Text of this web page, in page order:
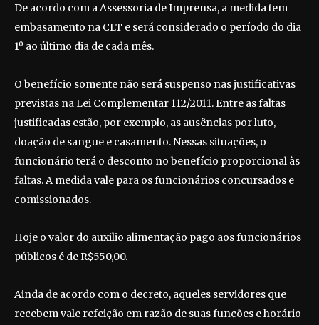
De acordo com a Assessoria de Imprensa, a medida tem
embasamento na CLT e será considerado o período do dia
1º ao último dia de cada mês.
O benefício somente não será suspenso nas justificativas
previstas na Lei Complementar 112/2011. Entre as faltas
justificadas estão, por exemplo, as ausências por luto,
doação de sangue e casamento. Nessas situações, o
funcionário terá o desconto no benefício proporcional às
faltas. A medida vale para os funcionários concursados e
comissionados.
Hoje o valor do auxilio alimentação pago aos funcionários
públicos é de R$550,00.
Ainda de acordo com o decreto, aqueles servidores que
recebem vale refeição em razão de suas funções e horário